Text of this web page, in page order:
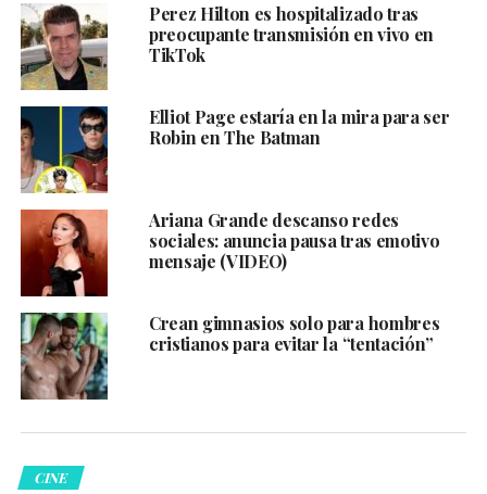
Perez Hilton es hospitalizado tras
preocupante transmisión en vivo en
TikTok
Elliot Page estaría en la mira para ser
Robin en The Batman
Ariana Grande descanso redes
sociales: anuncia pausa tras emotivo
mensaje (VIDEO)
Crean gimnasios solo para hombres
cristianos para evitar la “tentación”
CINE